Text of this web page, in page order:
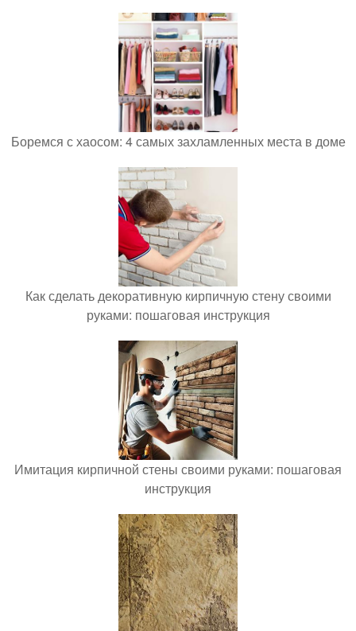
Боремся с хаосом: 4 самых захламленных места в доме
Как сделать декоративную кирпичную стену своими
руками: пошаговая инструкция
Имитация кирпичной стены своими руками: пошаговая
инструкция